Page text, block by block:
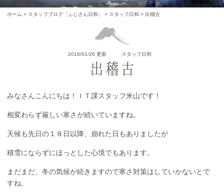
ホーム > スタッフブログ「ふじさん日和」 > スタッフ日和 >出稽古
2016/01/26 更新 スタッフ日和
出稽古
みなさんこんにちは！ＩＴ課スタッフ米山です！
相変わらず厳しい寒さが続いていますね。
天候も先日の１８日以降、崩れた日もありましたが
積雪にならずにほっとした心境でもあります。
まだまだ、冬の気候が続きますので寒さ対策はしていかないとで
すね。